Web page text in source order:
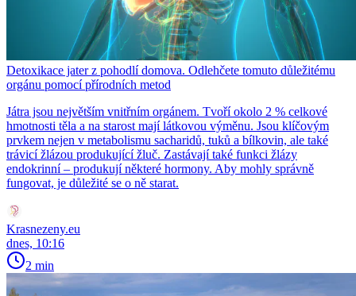
Detoxikace jater z pohodlí domova. Odlehčete tomuto důležitému
orgánu pomocí přírodních metod
Játra jsou největším vnitřním orgánem. Tvoří okolo 2 % celkové
hmotnosti těla a na starost mají látkovou výměnu. Jsou klíčovým
prvkem nejen v metabolismu sacharidů, tuků a bílkovin, ale také
trávicí žlázou produkující žluč. Zastávají také funkci žlázy
endokrinní – produkují některé hormony. Aby mohly správně
fungovat, je důležité se o ně starat.
Krasnezeny.eu
dnes, 10:16
2 min